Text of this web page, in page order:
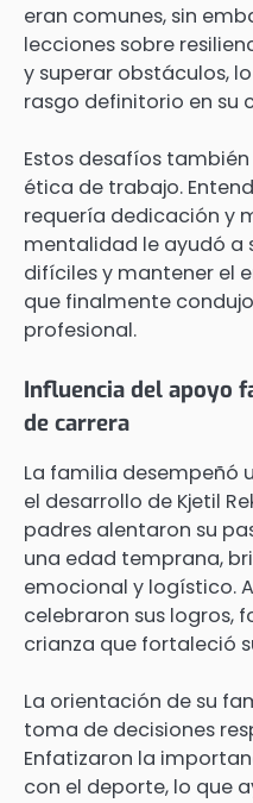
eran comunes, sin
lecciones sobre
y superar obstáculos,
rasgo definitorio en su
Estos desafíos
ética de trabajo.
requería dedicación y
mentalidad le ayudó a
difíciles y mantener el
que finalmente
profesional.
Influencia del apoyo
de carrera
La familia desempeñó
el desarrollo de Kjetil
padres alentaron su
una edad temprana,
emocional y logístico.
celebraron sus logros,
crianza que fortaleció
La orientación de su
toma de decisiones
Enfatizaron la
con el deporte, lo que